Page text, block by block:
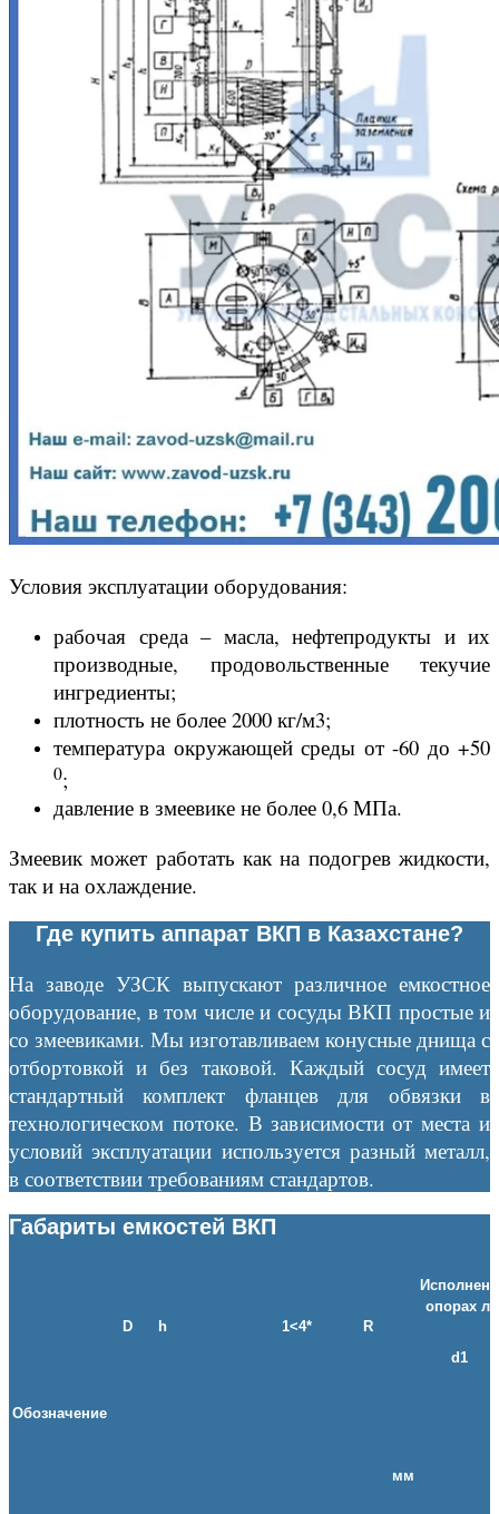
Условия эксплуатации оборудования:
рабочая среда – масла, нефтепродукты и их
производные, продовольственные текучие
ингредиенты;
плотность не более 2000 кг/м3;
температура окружающей среды от -60 до +50
0;
давление в змеевике не более 0,6 МПа.
Змеевик может работать как на подогрев жидкости,
так и на охлаждение.
Где купить аппарат ВКП в Казахстане?
На заводе УЗСК выпускают различное емкостное
оборудование, в том числе и сосуды ВКП простые и
со змеевиками. Мы изготавливаем конусные днища с
отбортовкой и без таковой. Каждый сосуд имеет
стандартный комплект фланцев для обвязки в
технологическом потоке. В зависимости от места и
условий эксплуатации используется разный металл,
в соответствии требованиям стандартов.
Габариты емкостей ВКП
Обозначение
D h 1<4* R
опорах
d1
мм